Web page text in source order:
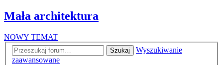
Mała architektura
NOWY TEMAT
Szukaj
Wyszukiwanie
zaawansowane